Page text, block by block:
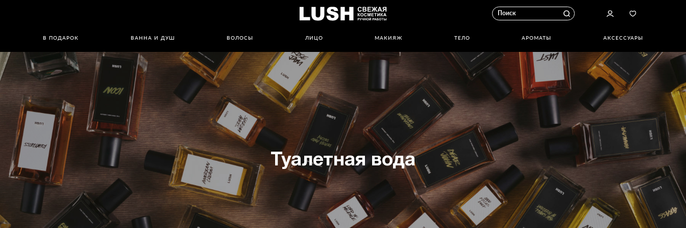
В ПОДАРОК ВАННА И ДУШ ВОЛОСЫ ЛИЦО МАКИЯЖ ТЕЛО АРОМАТЫ АКСЕССУАРЫ
Туалетная вода